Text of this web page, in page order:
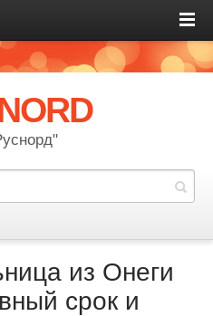
из Онеги
срок и